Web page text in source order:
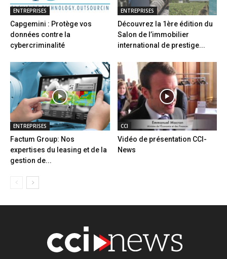
ENTREPRISES
Capgemini : Protège vos
données contre la
cybercriminalité
ENTREPRISES
Découvrez la 1ère édition du
Salon de l’immobilier
international de prestige...
ENTREPRISES
Factum Group: Nos
expertises du leasing et de la
gestion de...
CCI
Vidéo de présentation CCI-
News